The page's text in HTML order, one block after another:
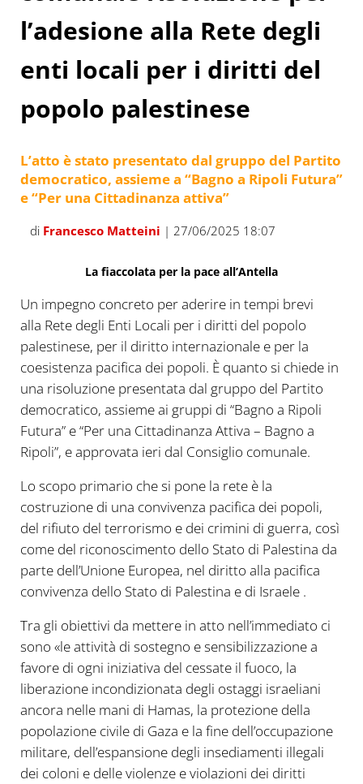
l’adesione alla Rete degli
enti locali per i diritti del
popolo palestinese
L’atto è stato presentato dal gruppo del Partito
democratico, assieme a “Bagno a Ripoli Futura”
e “Per una Cittadinanza attiva”
di Francesco Matteini | 27/06/2025 18:07
La fiaccolata per la pace all’Antella
Un impegno concreto per aderire in tempi brevi
alla Rete degli Enti Locali per i diritti del popolo
palestinese, per il diritto internazionale e per la
coesistenza pacifica dei popoli. È quanto si chiede in
una risoluzione presentata dal gruppo del Partito
democratico, assieme ai gruppi di “Bagno a Ripoli
Futura” e “Per una Cittadinanza Attiva – Bagno a
Ripoli”, e approvata ieri dal Consiglio comunale.
Lo scopo primario che si pone la rete è la
costruzione di una convivenza pacifica dei popoli,
del rifiuto del terrorismo e dei crimini di guerra, così
come del riconoscimento dello Stato di Palestina da
parte dell’Unione Europea, nel diritto alla pacifica
convivenza dello Stato di Palestina e di Israele .
Tra gli obiettivi da mettere in atto nell’immediato ci
sono «le attività di sostegno e sensibilizzazione a
favore di ogni iniziativa del cessate il fuoco, la
liberazione incondizionata degli ostaggi israeliani
ancora nelle mani di Hamas, la protezione della
popolazione civile di Gaza e la fine dell’occupazione
militare, dell’espansione degli insediamenti illegali
dei coloni e delle violenze e violazioni dei diritti